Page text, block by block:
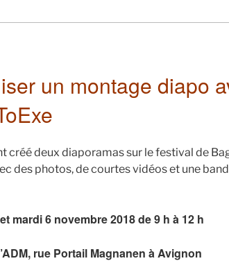
un montage diapo
créé deux diaporamas sur le festival de
des photos, de courtes vidéos et une
mardi 6 novembre 2018 de 9 h à 12 h
rue Portail Magnanen à Avignon